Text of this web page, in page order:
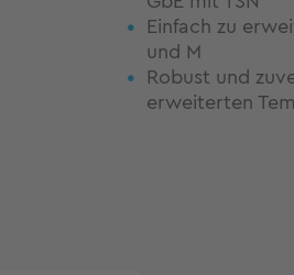
Einfach zu
und M
Robust und
erweiterten